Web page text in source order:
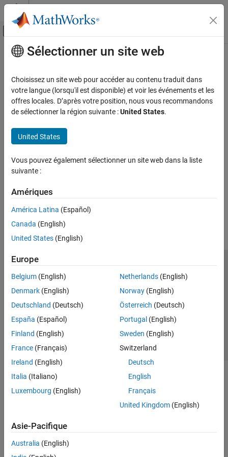
Passer au contenu
Activer/désactiver l'affichage du menu
Accueil de la documentation
Contenu principal
How useful was this information?
Sélectionner un site web
Choisissez un site web pour accéder au contenu traduit dans
votre langue (lorsqu'il est disponible) et voir les événements et les
offres locales. D’après votre position, nous vous recommandons
de sélectionner la région suivante :United States.
United States
Vous pouvez également sélectionner un site web dans la liste
suivante :
Amériques
América Latina (Español)
Canada (English)
United States (English)
Europe
Belgium (English)
Denmark (English)
Deutschland (Deutsch)
España (Español)
Finland (English)
France (Français)
Ireland (English)
Italia (Italiano)
Luxembourg (English)
Netherlands(English)
Norway(English)
Österreich (Deutsch)
Portugal (English)
Sweden (English)
Switzerland
Deutsch
English
Français
United Kingdom(English)
Asie-Pacifique
Australia (English)
Lutte anti-piratage
Contacts locaux
© 1994-2026 The MathWorks, Inc.